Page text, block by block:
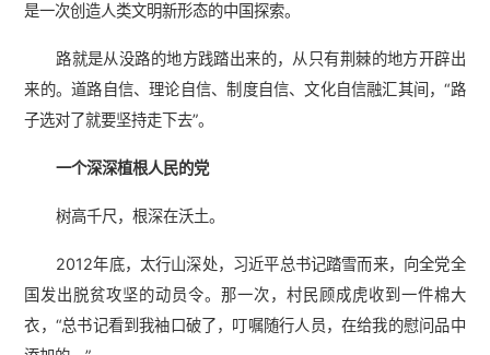
是一次创造人类文明新形态的中国探索。
路就是从没路的地方践踏出来的，从只有荆棘的地方开辟出
来的。道路自信、理论自信、制度自信、文化自信融汇其间，“路
子选对了就要坚持走下去”。
一个深深植根人民的党
树高千尺，根深在沃土。
2012年底，太行山深处，习近平总书记踏雪而来，向全党全
国发出脱贫攻坚的动员令。那一次，村民顾成虎收到一件棉大
衣，“总书记看到我袖口破了，叮嘱随行人员，在给我的慰问品中